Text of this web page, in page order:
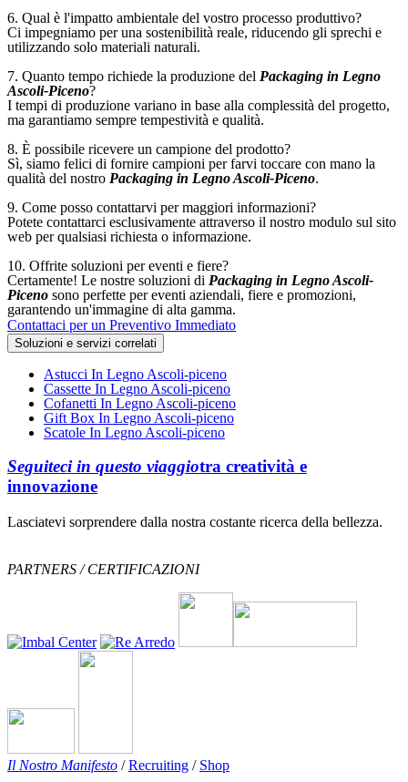
6. Qual è l'impatto ambientale del vostro processo produttivo?
Ci impegniamo per una sostenibilità reale, riducendo gli sprechi e
utilizzando solo materiali naturali.
7. Quanto tempo richiede la produzione del Packaging in Legno
Ascoli-Piceno?
I tempi di produzione variano in base alla complessità del progetto,
ma garantiamo sempre tempestività e qualità.
8. È possibile ricevere un campione del prodotto?
Sì, siamo felici di fornire campioni per farvi toccare con mano la
qualità del nostro Packaging in Legno Ascoli-Piceno.
9. Come posso contattarvi per maggiori informazioni?
Potete contattarci esclusivamente attraverso il nostro modulo sul sito
web per qualsiasi richiesta o informazione.
10. Offrite soluzioni per eventi e fiere?
Certamente! Le nostre soluzioni di Packaging in Legno Ascoli-
Piceno sono perfette per eventi aziendali, fiere e promozioni,
garantendo un'immagine di alta gamma.
Contattaci per un Preventivo Immediato
Soluzioni e servizi correlati
Astucci In Legno Ascoli-piceno
Cassette In Legno Ascoli-piceno
Cofanetti In Legno Ascoli-piceno
Gift Box In Legno Ascoli-piceno
Scatole In Legno Ascoli-piceno
Seguiteci in questo viaggiotra creatività e
innovazione
Lasciatevi sorprendere dalla nostra costante ricerca della bellezza.
PARTNERS / CERTIFICAZIONI
Il Nostro Manifesto /Recruiting / Shop